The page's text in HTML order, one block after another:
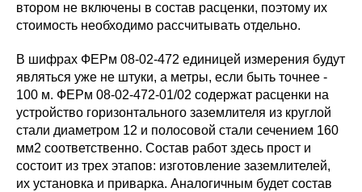
втором не включены в состав расценки, поэтому их
стоимость необходимо рассчитывать отдельно.
В шифрах ФЕРм 08-02-472 единицей измерения будут
являться уже не штуки, а метры, если быть точнее -
100 м. ФЕРм 08-02-472-01/02 содержат расценки на
устройство горизонтального заземлителя из круглой
стали диаметром 12 и полосовой стали сечением 160
мм2 соответственно. Состав работ здесь прост и
состоит из трех этапов: изготовление заземлителей,
их установка и приварка. Аналогичным будет состав